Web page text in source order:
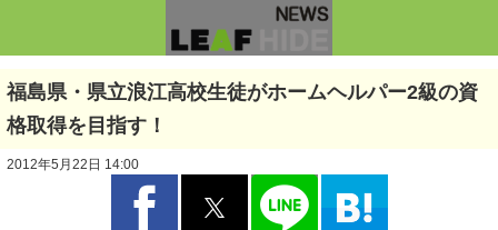
福島県・県立浪江高校生徒がホームヘルパー2級の資
格取得を目指す！
2012年5月22日 14:00